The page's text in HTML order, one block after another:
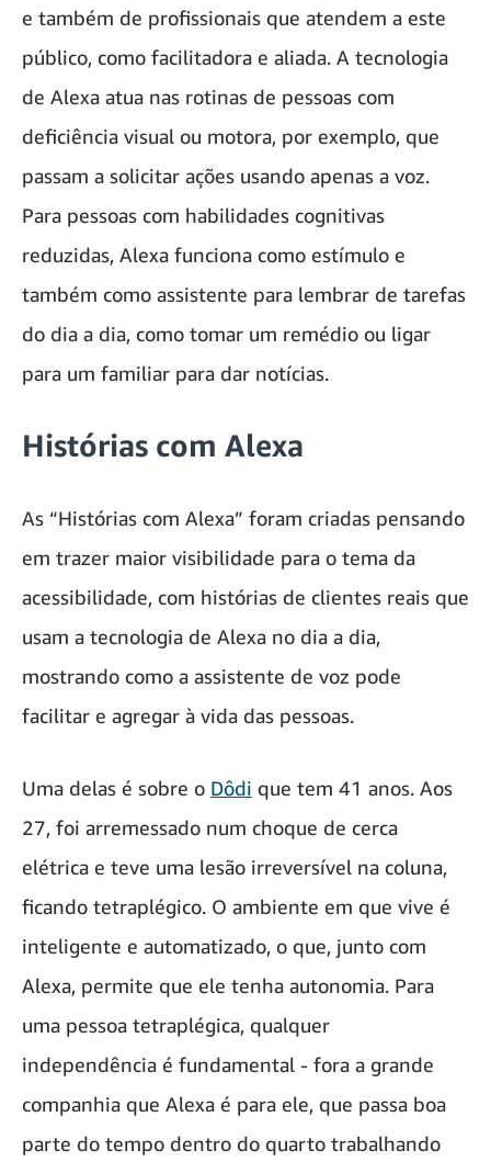
e também de profissionais que atendem a este
público, como facilitadora e aliada. A tecnologia
de Alexa atua nas rotinas de pessoas com
deficiência visual ou motora, por exemplo, que
passam a solicitar ações usando apenas a voz.
Para pessoas com habilidades cognitivas
reduzidas, Alexa funciona como estímulo e
também como assistente para lembrar de tarefas
do dia a dia, como tomar um remédio ou ligar
para um familiar para dar notícias.
Histórias com Alexa
As “Histórias com Alexa” foram criadas pensando
em trazer maior visibilidade para o tema da
acessibilidade, com histórias de clientes reais que
usam a tecnologia de Alexa no dia a dia,
mostrando como a assistente de voz pode
facilitar e agregar à vida das pessoas.
Uma delas é sobre o Dôdi que tem 41 anos. Aos
27, foi arremessado num choque de cerca
elétrica e teve uma lesão irreversível na coluna,
ficando tetraplégico. O ambiente em que vive é
inteligente e automatizado, o que, junto com
Alexa, permite que ele tenha autonomia. Para
uma pessoa tetraplégica, qualquer
independência é fundamental - fora a grande
companhia que Alexa é para ele, que passa boa
parte do tempo dentro do quarto trabalhando